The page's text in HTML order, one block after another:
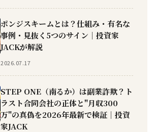
ポンジスキームとは？仕組み・有名な
事例・見抜く5つのサイン｜投資家
JACKが解説
2026.07.17
STEP ONE（南るか）は副業詐欺？ト
ラスト合同会社の正体と"月収300
万"の真偽を2026年最新で検証｜投資
家JACK